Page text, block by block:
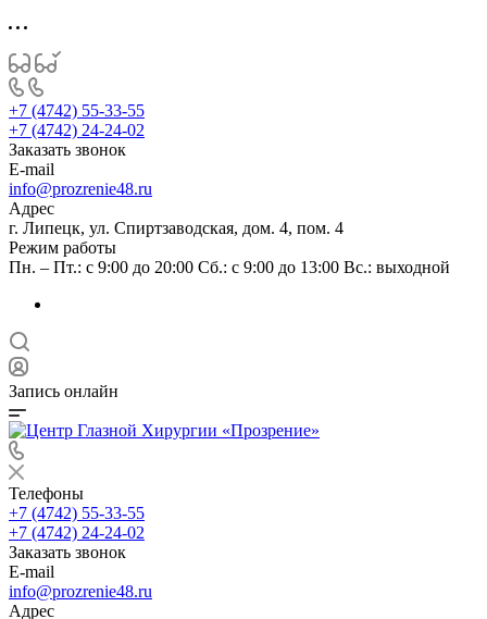
+7 (4742) 55-33-55
+7 (4742) 24-24-02
Заказать звонок
E-mail
info@prozrenie48.ru
Адрес
г. Липецк, ул. Спиртзаводская, дом. 4, пом. 4
Режим работы
Пн. – Пт.: с 9:00 до 20:00 Сб.: с 9:00 до 13:00 Вс.: выходной
Запись онлайн
Телефоны
+7 (4742) 55-33-55
+7 (4742) 24-24-02
Заказать звонок
E-mail
info@prozrenie48.ru
Адрес